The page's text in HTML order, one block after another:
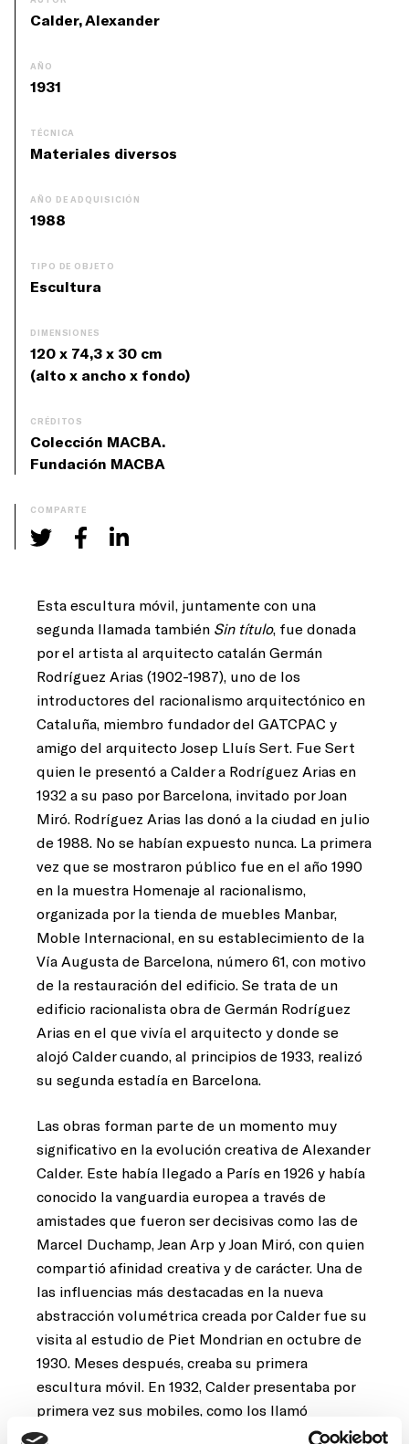
Calder, Alexander
AÑO
1931
TÉCNICA
Materiales diversos
AÑO DE ADQUISICIÓN
1988
TIPO DE OBJETO
Escultura
DIMENSIONES
120 x 74,3 x 30 cm
(alto x ancho x fondo)
CRÉDITOS
Colección MACBA.
Fundación MACBA
COMPARTE
Esta escultura móvil, juntamente con una
segunda llamada también Sin título, fue donada
por el artista al arquitecto catalán Germán
Rodríguez Arias (1902-1987), uno de los
introductores del racionalismo arquitectónico en
Cataluña, miembro fundador del GATCPAC y
amigo del arquitecto Josep Lluís Sert. Fue Sert
quien le presentó a Calder a Rodríguez Arias en
1932 a su paso por Barcelona, invitado por Joan
Miró. Rodríguez Arias las donó a la ciudad en julio
de 1988. No se habían expuesto nunca. La primera
vez que se mostraron público fue en el año 1990
en la muestra Homenaje al racionalismo,
organizada por la tienda de muebles Manbar,
Moble Internacional, en su establecimiento de la
Vía Augusta de Barcelona, número 61, con motivo
de la restauración del edificio. Se trata de un
edificio racionalista obra de Germán Rodríguez
Arias en el que vivía el arquitecto y donde se
alojó Calder cuando, al principios de 1933, realizó
su segunda estadía en Barcelona.
Las obras forman parte de un momento muy
significativo en la evolución creativa de Alexander
Calder. Este había llegado a París en 1926 y había
conocido la vanguardia europea a través de
amistades que fueron ser decisivas como las de
Marcel Duchamp, Jean Arp y Joan Miró, con quien
compartió afinidad creativa y de carácter. Una de
las influencias más destacadas en la nueva
abstracción volumétrica creada por Calder fue su
visita al estudio de Piet Mondrian en octubre de
1930. Meses después, creaba su primera
escultura móvil. En 1932, Calder presentaba por
primera vez sus mobiles, como los llamó
Duchamp. Más tarde, Arp denominaba stabiles a